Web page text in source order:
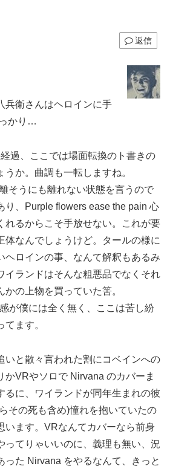
返信
兵衛さんはヘロインに手
かり…
過、ここでは場面転換のト書きの
か。曲調も一転しますね。
そうにも離れない状態を言うので
り、Purple flowers ease the pain 心
れるからこそ手放せない。これが要
体なんでしょうけど。タールの様に
ヘロインの事、なんて解釈もあるみ
イランドはそんな粗悪品でなくそれ
の上物を買っていた筈。
が僕には全く無く、ここは苦し紛
ます。
いと散々言われた割にコベインへの
かVRやソロで Nirvana のカバーま
るに、ワイランドが同年生まれの彼
その死も含め)憧れを抱いていたの
います。VRなんてカバーなら前身
ってりゃいいのに、義理も無い、況
った Nirvana をやるなんて、きっと